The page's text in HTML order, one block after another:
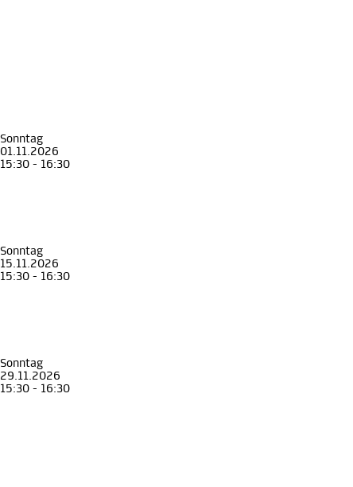
Sonntag
01.11.2026
15:30 - 16:30
Sonntag
15.11.2026
15:30 - 16:30
Sonntag
29.11.2026
15:30 - 16:30